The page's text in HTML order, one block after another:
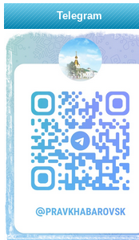
Telegram